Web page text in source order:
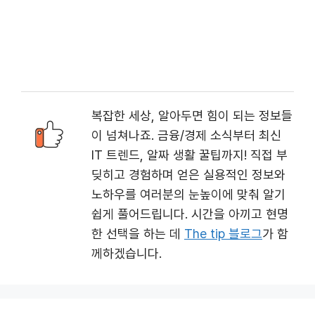
복잡한 세상, 알아두면 힘이 되는 정보들
이 넘쳐나죠. 금융/경제 소식부터 최신
IT 트렌드, 알짜 생활 꿀팁까지! 직접 부
딪히고 경험하며 얻은 실용적인 정보와
노하우를 여러분의 눈높이에 맞춰 알기
쉽게 풀어드립니다. 시간을 아끼고 현명
한 선택을 하는 데 The tip 블로그가 함
께하겠습니다.